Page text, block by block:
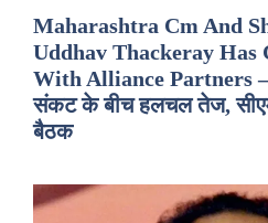
Maharashtra Cm And
Uddhav Thackeray Has
With Alliance Partners –
संकट के बीच हलचल तेज,
बैठक